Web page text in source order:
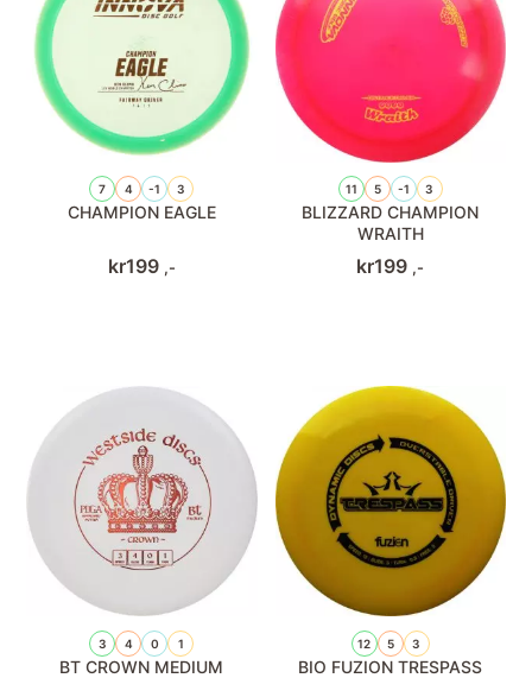
7 4 -1 3
CHAMPION EAGLE
kr199 ,-
11 5 -1 3
BLIZZARD CHAMPION
WRAITH
kr199 ,-
3 4 0 1
BT CROWN MEDIUM
12 5 3
BIO FUZION TRESPASS